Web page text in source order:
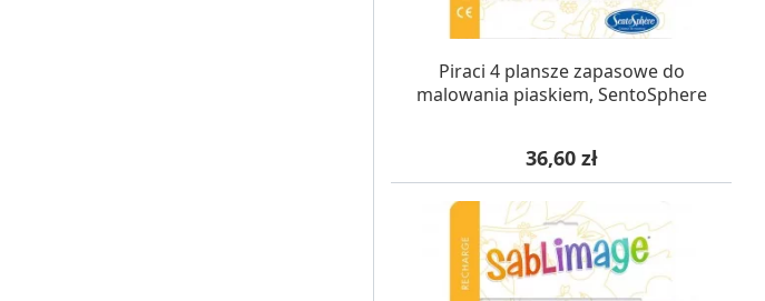
Piraci 4 plansze zapasowe do
malowania piaskiem, SentoSphere
Cena
36,60 zł